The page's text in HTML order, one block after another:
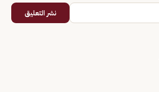
نشر التعليق